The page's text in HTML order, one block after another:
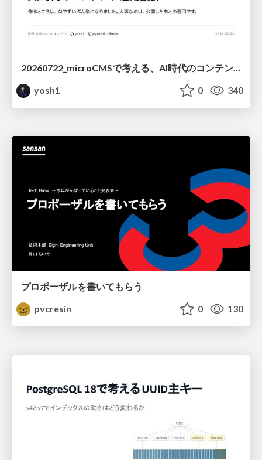
20260722_microCMSで考える、AI時代のコンテンツ運用設計
yosh1
0 340
プロポーザルを書いてもらう
pvcresin
0 130